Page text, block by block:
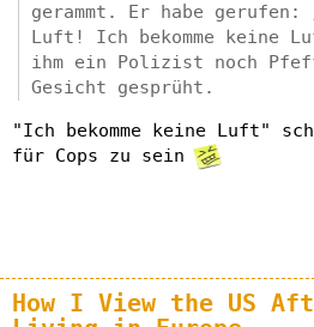
gerammt. Er habe gerufen:
Luft! Ich bekomme keine
ihm ein Polizist noch
Gesicht gesprüht.
"Ich bekomme keine Luft"
für Cops zu sein
How I View the US